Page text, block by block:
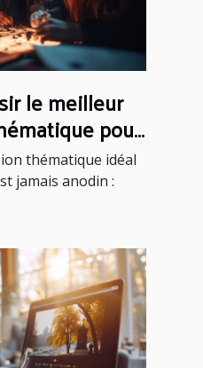
le meilleur
pour
thématique idéal
jamais anodin :